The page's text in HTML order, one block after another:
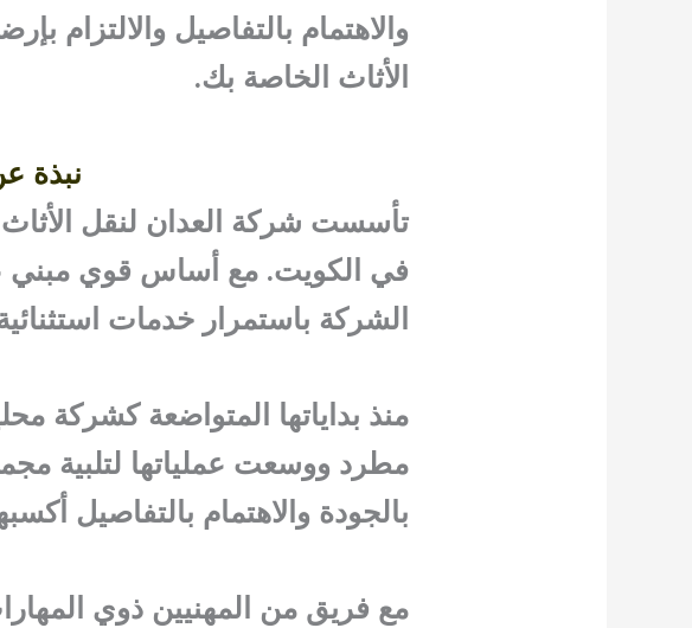
والاهتمام بالتفاصيل والالتزام
الأثاث الخاصة بك.
نبذة
في الكويت. مع أساس قوي مبني
الشركة باستمرار خدمات
منذ بداياتها المتواضعة كشركة
مطرد ووسعت عملياتها لتلبية
بالجودة والاهتمام بالتفاصيل
مع فريق من المهنيين ذوي